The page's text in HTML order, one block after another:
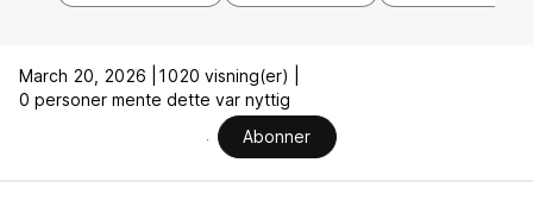
March 20, 2026 |
1020 visning(er) |
0 personer mente dette var nyttig
Abonner